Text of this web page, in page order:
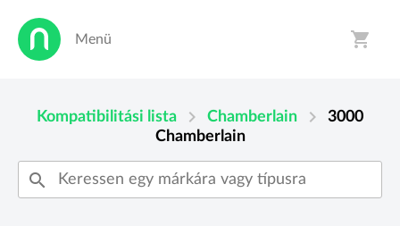
Menü shopping_cart
Kompatibilitási lista chevron_right Chamberlain chevron_right
3000
Chamberlain
search